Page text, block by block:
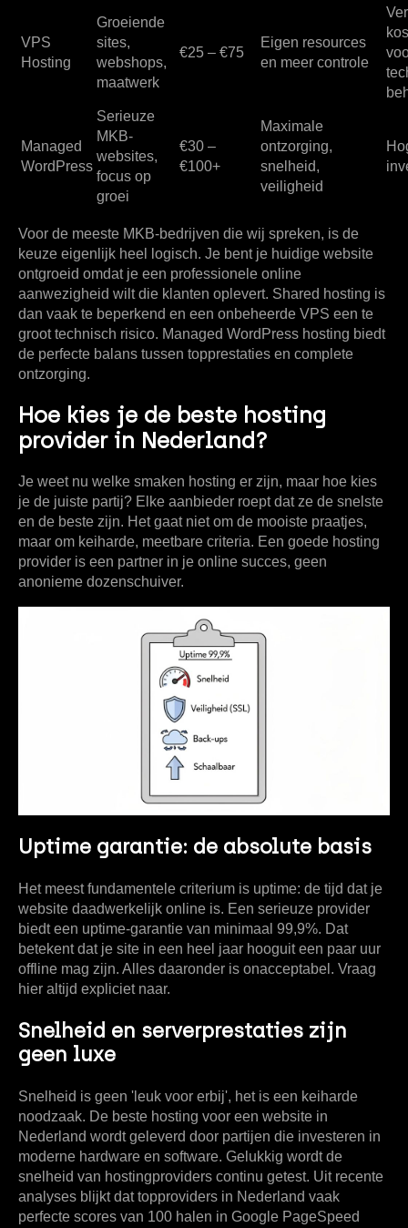
VPS
Hosting
Groeiende
sites,
webshops,
maatwerk
€25 – €75
Eigen resources
en meer controle
Managed
WordPress
Serieuze
MKB-
websites,
focus op
groei
€30 –
€100+
Maximale
ontzorging,
snelheid,
veiligheid
Voor de meeste MKB-bedrijven die wij spreken, is de
keuze eigenlijk heel logisch. Je bent je huidige website
ontgroeid omdat je een professionele online
aanwezigheid wilt die klanten oplevert. Shared hosting is
dan vaak te beperkend en een onbeheerde VPS een te
groot technisch risico. Managed WordPress hosting biedt
de perfecte balans tussen topprestaties en complete
ontzorging.
Hoe kies je de beste hosting
provider in Nederland?
Je weet nu welke smaken hosting er zijn, maar hoe kies
je de juiste partij? Elke aanbieder roept dat ze de snelste
en de beste zijn. Het gaat niet om de mooiste praatjes,
maar om keiharde, meetbare criteria. Een goede hosting
provider is een partner in je online succes, geen
anonieme dozenschuiver.
Uptime garantie: de absolute basis
Het meest fundamentele criterium is uptime: de tijd dat je
website daadwerkelijk online is. Een serieuze provider
biedt een uptime-garantie van minimaal 99,9%. Dat
betekent dat je site in een heel jaar hooguit een paar uur
offline mag zijn. Alles daaronder is onacceptabel. Vraag
hier altijd expliciet naar.
Snelheid en serverprestaties zijn
geen luxe
Snelheid is geen 'leuk voor erbij', het is een keiharde
noodzaak. De beste hosting voor een website in
Nederland wordt geleverd door partijen die investeren in
moderne hardware en software. Gelukkig wordt de
snelheid van hostingproviders continu getest. Uit recente
analyses blijkt dat topproviders in Nederland vaak
perfecte scores van 100 halen in Google PageSpeed